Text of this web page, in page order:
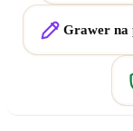
Grawer na